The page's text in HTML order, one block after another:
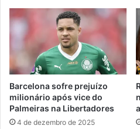
Barcelona sofre prejuízo
milionário após vice do
Palmeiras na Libertadores
4 de dezembro de 2025